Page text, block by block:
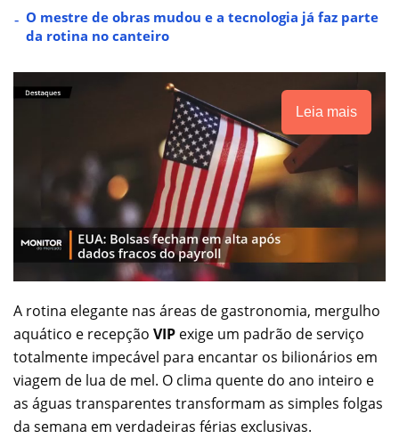
O mestre de obras mudou e a tecnologia já faz parte
da rotina no canteiro
Leia mais
A rotina elegante nas áreas de gastronomia, mergulho
aquático e recepção VIP exige um padrão de serviço
totalmente impecável para encantar os bilionários em
viagem de lua de mel. O clima quente do ano inteiro e
as águas transparentes transformam as simples folgas
da semana em verdadeiras férias exclusivas.